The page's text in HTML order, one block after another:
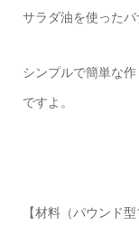
サラダ油を使ったバ
シンプルで簡単な
ですよ。
【材料（パウンド型